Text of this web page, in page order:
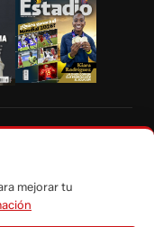
de Vistazo.com.
mejorar tu